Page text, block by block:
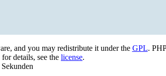
and you may redistribute it under the GPL.
details, see the license.